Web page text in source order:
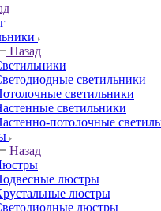
Назад
светильники
светильники
светильники
потолочные
Назад
люстры
люстры
люстры